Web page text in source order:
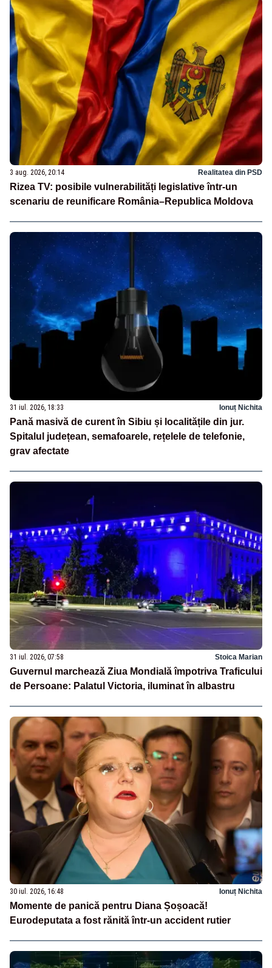
3 aug. 2026, 20:14 Realitatea din PSD
Rizea TV: posibile vulnerabilități legislative într-un
scenariu de reunificare România–Republica Moldova
31 iul. 2026, 18:33 Ionuț Nichita
Pană masivă de curent în Sibiu și localitățile din jur.
Spitalul județean, semafoarele, rețelele de telefonie,
grav afectate
31 iul. 2026, 07:58 Stoica Marian
Guvernul marchează Ziua Mondială împotriva Traficului
de Persoane: Palatul Victoria, iluminat în albastru
30 iul. 2026, 16:48 Ionuț Nichita
Momente de panică pentru Diana Șoșoacă!
Eurodeputata a fost rănită într-un accident rutier